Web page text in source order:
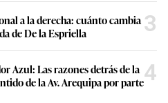
a la derecha: cuánto cambia
de De la Espriella
3
Azul: Las razones detrás de la
de la Av. Arequipa por parte4